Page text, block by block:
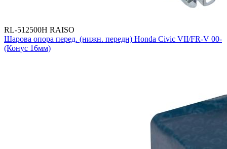
RL-512500H RAISO
Шарова опора перед. (нижн. передн) Honda Civic VII/FR-V 00-
(Конус 16мм)